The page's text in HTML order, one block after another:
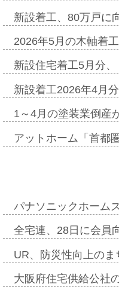
新設着工、80万戸に
2026年5月の木軸着
新設住宅着工5月分
新設着工2026年4月
1～4月の塗装業倒産
アットホーム「首都
パナソニックホーム
全宅連、28日に会員
UR、防災性向上の
大阪府住宅供給公社